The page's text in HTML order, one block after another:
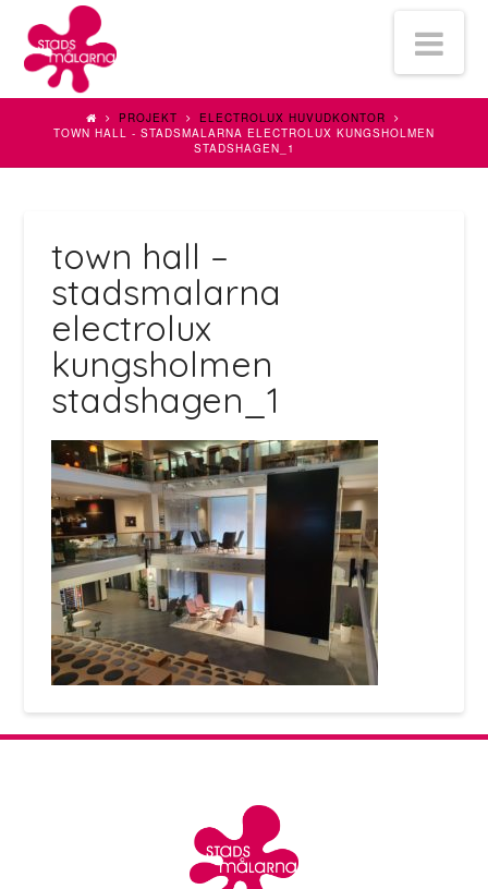
Stadsmålarna
Bygg
&
Fasad
AB
PROJEKT
ELECTROLUX HUVUDKONTOR
TOWN HALL - STADSMALARNA ELECTROLUX KUNGSHOLMEN
STADSHAGEN_1
town hall –
stadsmalarna
electrolux
kungsholmen
stadshagen_1